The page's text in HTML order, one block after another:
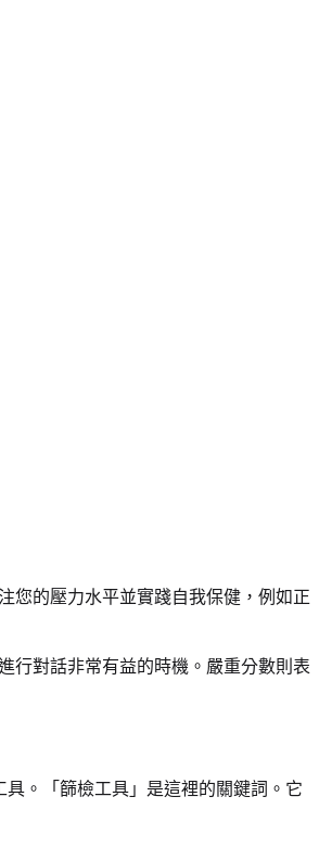
您的壓力水平並實踐自我保健，例如正
行對話非常有益的時機。嚴重分數則表
。「篩檢工具」是這裡的關鍵詞。它